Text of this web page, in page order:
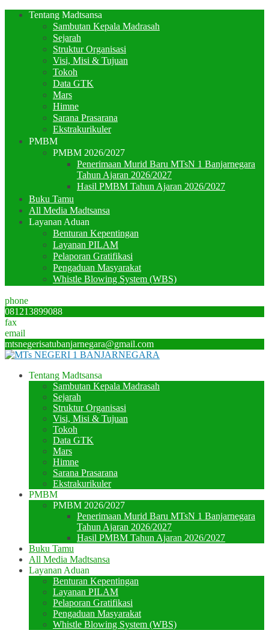
Tentang Madtsansa
Sambutan Kepala Madrasah
Sejarah
Struktur Organisasi
Visi, Misi & Tujuan
Tokoh
Data GTK
Mars
Himne
Sarana Prasarana
Ekstrakurikuler
PMBM
PMBM 2026/2027
Penerimaan Murid Baru MTsN 1 Banjarnegara
Tahun Ajaran 2026/2027
Hasil PMBM Tahun Ajaran 2026/2027
Buku Tamu
All Media Madtsansa
Layanan Aduan
Benturan Kepentingan
Layanan PILAM
Pelaporan Gratifikasi
Pengaduan Masyarakat
Whistle Blowing System (WBS)
phone
081213899088
fax
email
mtsnegerisatubanjarnegara@gmail.com
Tentang Madtsansa
Sambutan Kepala Madrasah
Sejarah
Struktur Organisasi
Visi, Misi & Tujuan
Tokoh
Data GTK
Mars
Himne
Sarana Prasarana
Ekstrakurikuler
PMBM
PMBM 2026/2027
Penerimaan Murid Baru MTsN 1 Banjarnegara
Tahun Ajaran 2026/2027
Hasil PMBM Tahun Ajaran 2026/2027
Buku Tamu
All Media Madtsansa
Layanan Aduan
Benturan Kepentingan
Layanan PILAM
Pelaporan Gratifikasi
Pengaduan Masyarakat
Whistle Blowing System (WBS)